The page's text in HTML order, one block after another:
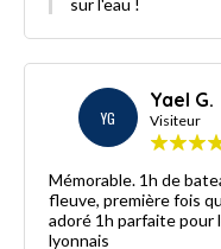
sur l'eau !
YG
Yael G.
Visiteur
Mémorable. 1h de
fleuve, première fois
adoré 1h parfaite pour
lyonnais